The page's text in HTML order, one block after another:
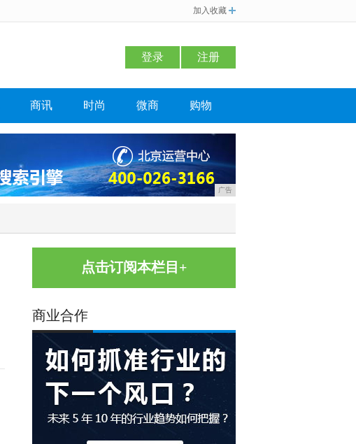
加入收藏
登录 注册
商讯 时尚 微商 购物
广告
点击订阅本栏目+
商业合作